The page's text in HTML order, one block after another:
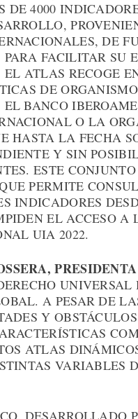
DE 4000
DE
PARA FACILITAR SU
EL ATLAS RECOGE
DE
BANCO
O LA
HASTA LA FECHA
Y SIN
ESTE
PERMITE
INDICADORES
EL ACCESO
UIA 2022.
A PESAR DE
Y
ATLAS
VARIABLES